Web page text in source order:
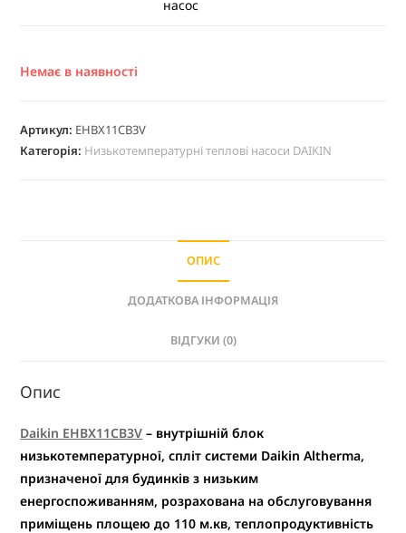
насос
Немає в наявності
Артикул: EHBX11CB3V
Категорія: Низькотемпературні теплові насоси DAIKIN
ОПИС
ДОДАТКОВА ІНФОРМАЦІЯ
ВІДГУКИ (0)
Опис
Daikin EHBX11CB3V – внутрішній блок
низькотемпературної, спліт системи Daikin Altherma,
призначеної для будинків з низьким
енергоспоживанням, розрахована на обслуговування
приміщень площею до 110 м.кв, теплопродуктивність